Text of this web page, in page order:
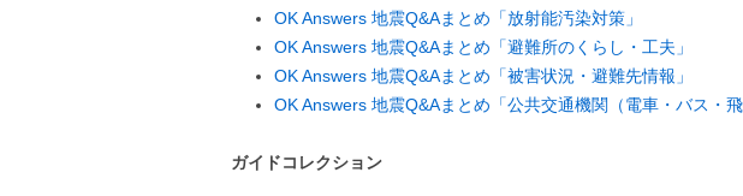
OK Answers 地震Q&Aまとめ「放射能汚染対策」
OK Answers 地震Q&Aまとめ「避難所のくらし・工夫」
OK Answers 地震Q&Aまとめ「被害状況・避難先情報」
OK Answers 地震Q&Aまとめ「公共交通機関（電車・バス・飛
ガイドコレクション